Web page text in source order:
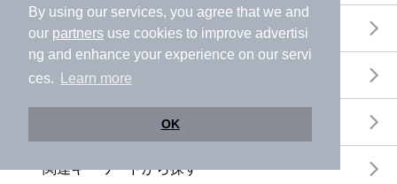
By using our services, you agree that we and
our partners use cookies to improve advertisi
ng and enhance your experience on our servi
ces.
Learn more
OK
地図から探す
特徴から探す
関連キーワードから探す